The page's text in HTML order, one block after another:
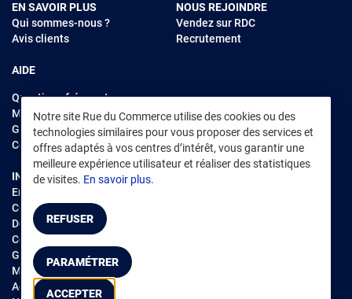
Notre site Rue du Commerce utilise des cookies ou des
technologies similaires pour vous proposer des services et
offres adaptés à vos centres d’intérêt, vous garantir une
meilleure expérience utilisateur et réaliser des statistiques
de visites. En savoir plus.
REFUSER
PARAMÉTRER
ACCEPTER
EN SAVOIR PLUS
Qui sommes-nous ?
Avis clients
AIDE
Questions fréquentes
Modes de règlements
Garantie et retours
Contacter Rue du Commerce
NOUS REJOINDRE
Vendez sur RDC
Recrutement
INFORMATIONS LÉGALES
Environnement
CGV /CGU Marketplace
Données personnelles
Cookies
Gérer mes cookies
Mentions légales
Accessibilité : non conforme